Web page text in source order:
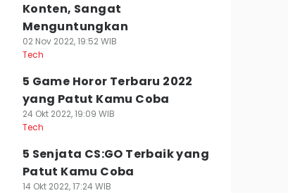
Konten, Sangat
Menguntungkan
02 Nov 2022, 19:52 WIB
Tech
5 Game Horor Terbaru 2022
yang Patut Kamu Coba
24 Okt 2022, 19:09 WIB
Tech
5 Senjata CS:GO Terbaik yang
Patut Kamu Coba
14 Okt 2022, 17:24 WIB